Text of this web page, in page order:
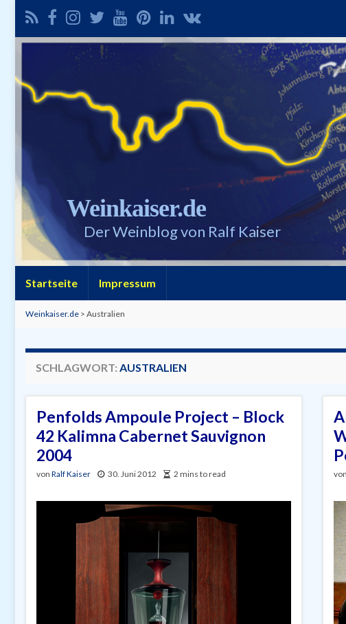
Weinkaiser.de
Der Weinblog von Ralf Kaiser
Startseite Impressum
Weinkaiser.de > Australien
SCHLAGWORT: AUSTRALIEN
Penfolds Ampoule Project – Block
42 Kalimna Cabernet Sauvignon
2004
von Ralf Kaiser 30. Juni 2012 2 mins to read